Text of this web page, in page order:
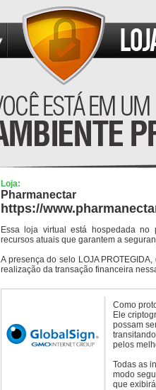
Loja:
Pharmanectar
https://
Essa loja virtual está hospedada no
recursos atuais que garantem a
A presença do selo LOJA
realização da transação financeira
Como
Ele
possam
pelos
Todas as
modo
que